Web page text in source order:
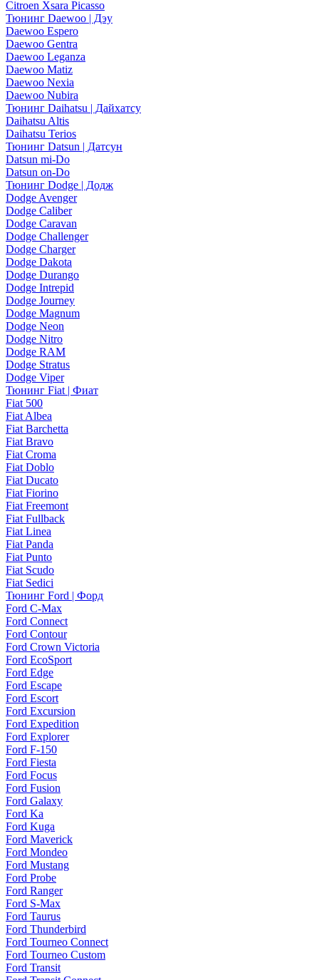
Citroen Xsara Picasso
Тюнинг Daewoo | Дэу
Daewoo Espero
Daewoo Gentra
Daewoo Leganza
Daewoo Matiz
Daewoo Nexia
Daewoo Nubira
Тюнинг Daihatsu | Дайхатсу
Daihatsu Altis
Daihatsu Terios
Тюнинг Datsun | Датсун
Datsun mi-Do
Datsun on-Do
Тюнинг Dodge | Додж
Dodge Avenger
Dodge Caliber
Dodge Caravan
Dodge Challenger
Dodge Charger
Dodge Dakota
Dodge Durango
Dodge Intrepid
Dodge Journey
Dodge Magnum
Dodge Neon
Dodge Nitro
Dodge RAM
Dodge Stratus
Dodge Viper
Тюнинг Fiat | Фиат
Fiat 500
Fiat Albea
Fiat Barchetta
Fiat Bravo
Fiat Croma
Fiat Doblo
Fiat Ducato
Fiat Fiorino
Fiat Freemont
Fiat Fullback
Fiat Linea
Fiat Panda
Fiat Punto
Fiat Scudo
Fiat Sedici
Тюнинг Ford | Форд
Ford C-Max
Ford Connect
Ford Contour
Ford Crown Victoria
Ford EcoSport
Ford Edge
Ford Escape
Ford Escort
Ford Excursion
Ford Expedition
Ford Explorer
Ford F-150
Ford Fiesta
Ford Focus
Ford Fusion
Ford Galaxy
Ford Ka
Ford Kuga
Ford Maverick
Ford Mondeo
Ford Mustang
Ford Probe
Ford Ranger
Ford S-Max
Ford Taurus
Ford Thunderbird
Ford Tourneo Connect
Ford Tourneo Custom
Ford Transit